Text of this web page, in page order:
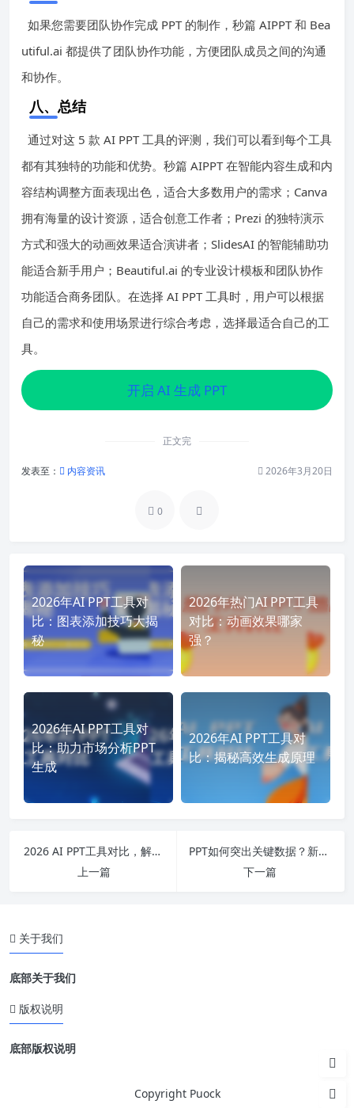
如果您需要团队协作完成 PPT 的制作，秒篇 AIPPT 和 Bea
utiful.ai 都提供了团队协作功能，方便团队成员之间的沟通
和协作。
八、总结
通过对这 5 款 AI PPT 工具的评测，我们可以看到每个工具
都有其独特的功能和优势。秒篇 AIPPT 在智能内容生成和内
容结构调整方面表现出色，适合大多数用户的需求；Canva
拥有海量的设计资源，适合创意工作者；Prezi 的独特演示
方式和强大的动画效果适合演讲者；SlidesAI 的智能辅助功
能适合新手用户；Beautiful.ai 的专业设计模板和团队协作
功能适合商务团队。在选择 AI PPT 工具时，用户可以根据
自己的需求和使用场景进行综合考虑，选择最适合自己的工
具。
开启 AI 生成 PPT
正文完
发表至： 内容资讯 2026年3月20日
0
2026年AI PPT工具对
比：图表添加技巧大揭
秘
2026年热门AI PPT工具
对比：动画效果哪家
强？
2026年AI PPT工具对
比：助力市场分析PPT
生成
2026年AI PPT工具对
比：揭秘高效生成原理
2026 AI PPT工具对比，解锁办公工作新助力！
上一篇
PPT如何突出关键数据？新手小白必看的详细步骤图文教程
下一篇
关于我们
底部关于我们
版权说明
底部版权说明
Copyright Puock